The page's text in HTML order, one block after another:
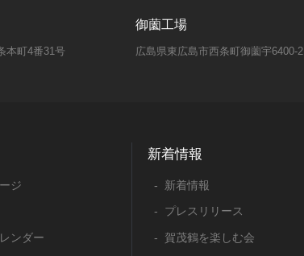
本町4番31号
御薗工場
広島県東広島市西条町御薗宇6400-2
ジ
ンダー
新着情報
新着情報
プレスリリース
賀茂鶴を楽しむ会